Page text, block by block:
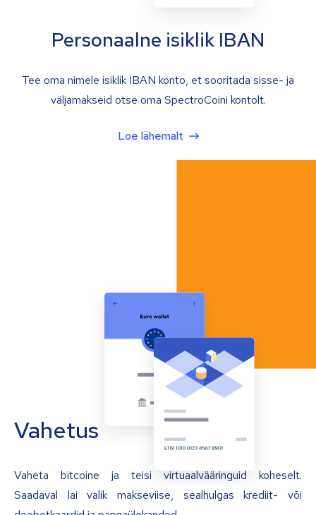
Personaalne isiklik IBAN
Tee oma nimele isiklik IBAN konto, et sooritada sisse- ja
väljamakseid otse oma SpectroCoini kontolt.
Loe lähemalt
Vahetus
Vaheta bitcoine ja teisi virtuaalvääringuid koheselt.
Saadaval lai valik makseviise, sealhulgas krediit- või